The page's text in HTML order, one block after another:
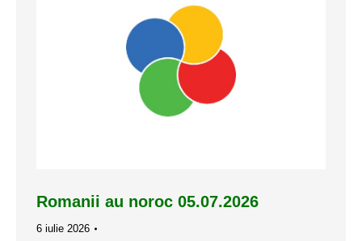
Romanii au noroc 05.07.2026
6 iulie 2026